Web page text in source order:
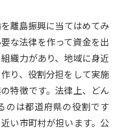
験スケジュールを立てよう
レメール全国一斉進学調査
離島振興に当てはめてみ
な法律を作って資金を出
織力があり、地域に身近
り、役割分担をして実施
特徴です。法律上、どん
のは都道府県の役割です
い市町村が担います。公